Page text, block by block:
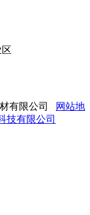
有限公司
网站地
技有限公司